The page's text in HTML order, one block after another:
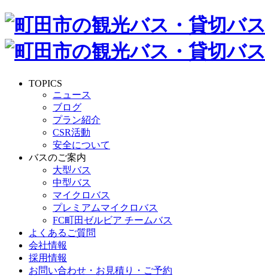
TOPICS
ニュース
ブログ
プラン紹介
CSR活動
安全について
バスのご案内
大型バス
中型バス
マイクロバス
プレミアムマイクロバス
FC町田ゼルビア チームバス
よくあるご質問
会社情報
採用情報
お問い合わせ・お見積り・ご予約